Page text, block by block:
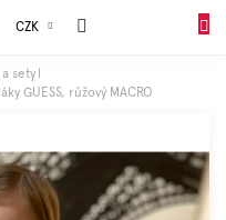
CZK
sety
GUESS, růžový MACRO